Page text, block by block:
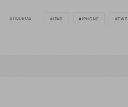
ETIQUETAS IPAD IPHONE